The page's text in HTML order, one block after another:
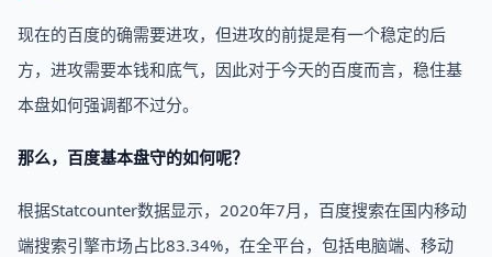
现在的百度的确需要进攻，但进攻的前提是有一个稳定的后
方，进攻需要本钱和底气，因此对于今天的百度而言，稳住基
本盘如何强调都不过分。
那么，百度基本盘守的如何呢？
根据Statcounter数据显示，2020年7月，百度搜索在国内移动
端搜索引擎市场占比83.34%，在全平台，包括电脑端、移动